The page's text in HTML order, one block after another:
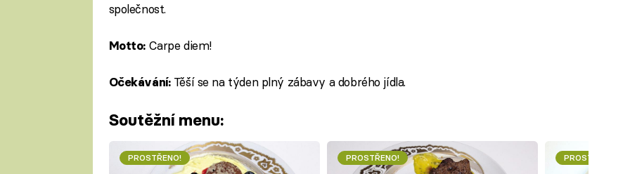
společnost.
Motto: Carpe diem!
Očekávání: Těší se na týden plný zábavy a dobrého jídla.
Soutěžní menu:
PROSTŘENO! PROSTŘENO! PROSTŘENO!